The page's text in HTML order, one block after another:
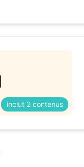
inclut 2 contenus